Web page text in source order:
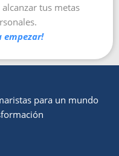
tus metas
empezar!
para un mundo